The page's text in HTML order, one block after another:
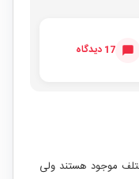
17 دیدگاه
موجود هستند ولی